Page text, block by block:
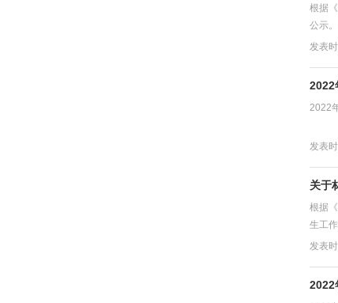
根据
公示
发表
2022
2022
发表
关于
根据
生工
发表
2022